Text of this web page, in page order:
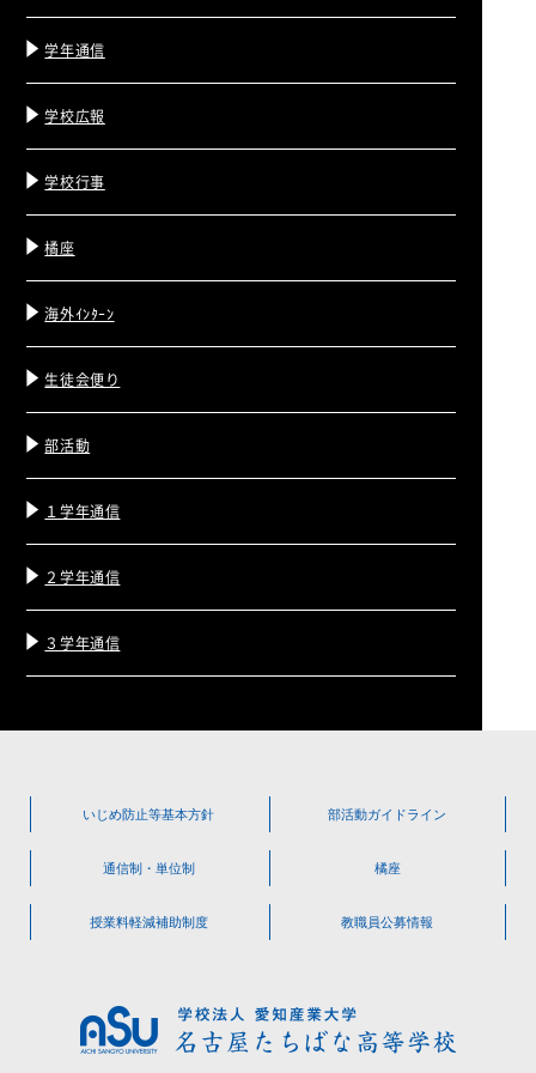
学年通信
学校広報
学校行事
橘座
海外ｲﾝﾀｰﾝ
生徒会便り
部活動
１学年通信
２学年通信
３学年通信
いじめ防止等基本方針 部活動ガイドライン
通信制・単位制 橘座
授業料軽減補助制度 教職員公募情報